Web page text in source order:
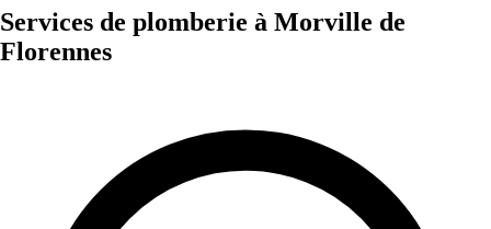
Services de plomberie à Morville de
Florennes